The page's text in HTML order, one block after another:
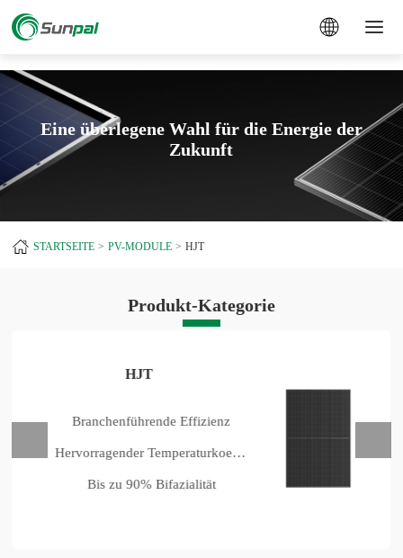
Eine überlegene Wahl für die Energie der
Zukunft
STARTSEITE PV-MODULE HJT
Produkt-Kategorie
HJT
Branchenführende Effizienz
Hervorragender Temperaturkoeffizient
Bis zu 90% Bifazialität